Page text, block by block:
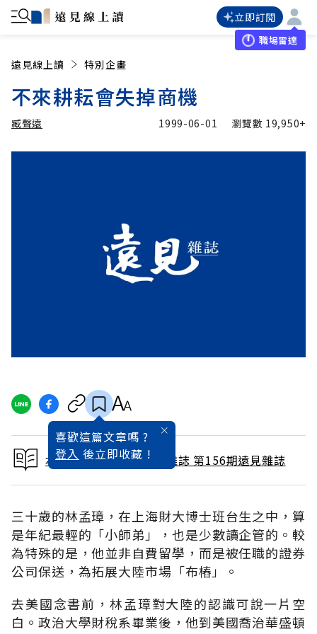
立即訂閱
職場雷達
遠見線上讀 特別企畫
不來耕耘會失掉商機
臧聲遠 1999-06-01 瀏覽數 19,950+
喜歡這篇文章嗎 ?
登入 後立即收藏 !
本文出自 1999 / 6月號雜誌 第156期遠見雜誌
三十歲的林孟璋，在上海財大博士班台生之中，算
是年紀最輕的「小師弟」，也是少數讀企管的。較
為特殊的是，他並非自費留學，而是被任職的證券
公司保送，為拓展大陸市場「布樁」。
去美國念書前，林孟璋對大陸的認識可說一片空
白。政治大學財稅系畢業後，他到美國喬治華盛頓